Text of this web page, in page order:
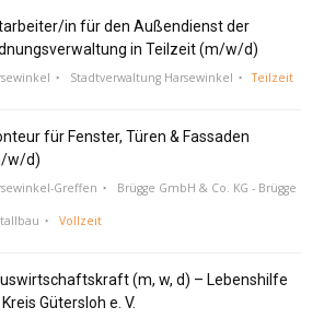
in für den Außendienst der
in Teilzeit (m/w/d)
Stadtverwaltung Harsewinkel Teilzeit
für Fenster, Türen & Fassaden
w/d)
Greffen Brügge GmbH & Co. KG - Brügge
Vollzeit
(m, w, d) – Lebenshilfe
Gütersloh e. V.